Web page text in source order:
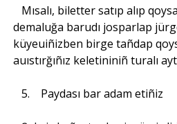
Mısalı, biletter satıp alıp
demaluğa barudı josparlap
küyeuiñizben birge tañdap
auıstırğıñız keletininiñ turalı
5. Paydası bar adam etiñiz